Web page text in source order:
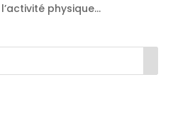
physique...